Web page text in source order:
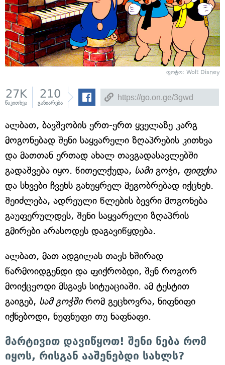
ფოტო: Wolt Disney
27K
წაკითხვა
210
გაზიარება
ალბათ, ბავშვობის ერთ-ერთ ყველაზე კარგ
მოგონებად შენი საყვარელი ზღაპრების კითხვა
და მათთან ერთად ახალ თავგადასავლებში
გადაშვება იყო. წითელქუდა, სამიგოჭი, ფიფქია
და სხვები ჩვენს განუყრელ მეგობრებად იქცნენ.
შეიძლება, ადრეული წლების ბევრი მოგონება
გაუფერულდეს, შენი საყვარელი ზღაპრის
გმირები არასოდეს დაგავიწყდება.
ალბათ, მათ ადგილას თავს ხშირად
წარმოიდგენდი და ფიქრობდი, შენ როგორ
მოიქცეოდი მსგავს სიტუაციაში. ამ ტესტით
გაიგებ, სამ გოჭშირომ გეცხოვრა, ნიფნიფი
იქნებოდი, ნუფნუფი თუ ნაფნაფი.
მარტივით დავიწყოთ! შენი ნება რომ
იყოს, რისგან ააშენებდი სახლს?